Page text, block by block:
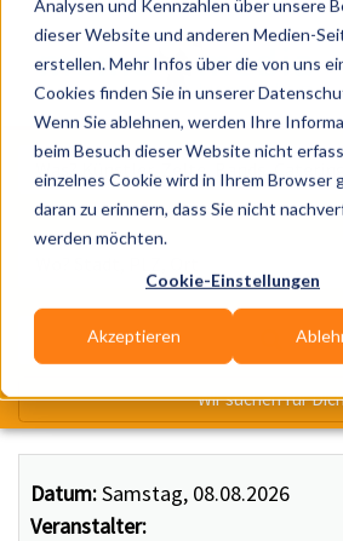
Analysen und Kennzahlen über unsere
dieser Website und anderen Medien-
erstellen. Mehr Infos über die von uns
Cookies finden Sie in unserer
Wenn Sie ablehnen, werden Ihre
beim Besuch dieser Website nicht
einzelnes Cookie wird in Ihrem Browser
daran zu erinnern, dass Sie nicht
werden möchten.
Cookie-Einstellungen
Akzeptieren
Datum:Samstag, 08.08.2026
Veranstalter:
Was?
Wir suchen für